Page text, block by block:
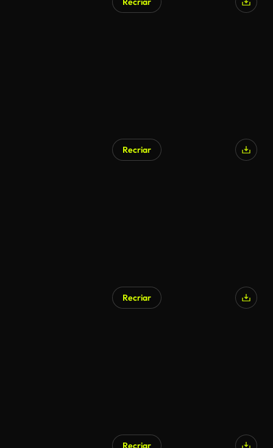
Recriar
Recriar
Recriar